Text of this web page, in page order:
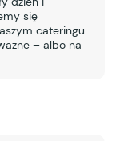
się
cateringu
– albo na